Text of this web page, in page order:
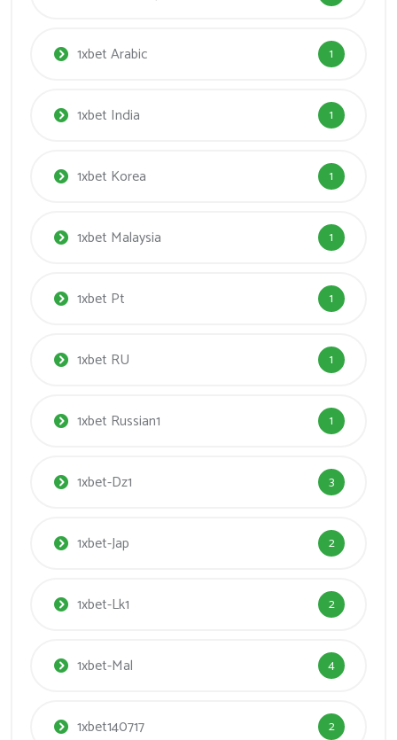
1xbet Arabic 1
1xbet India 1
1xbet Korea 1
1xbet Malaysia 1
1xbet Pt 1
1xbet RU 1
1xbet Russian1 1
1xbet-Dz1 3
1xbet-Jap 2
1xbet-Lk1 2
1xbet-Mal 4
1xbet140717 2